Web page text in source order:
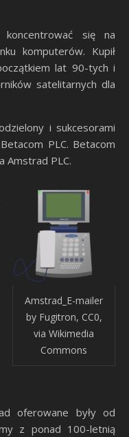
się na
komputerów. Kupił
lat 90-tych i
satelitarnych dla
i sukcesorami
PLC. Betacom
Amstrad PLC.
Amstrad_E-mailer
by Fugitron, CC0,
via Wikimedia
Commons
oferowane były od
z ponad 100-letnią